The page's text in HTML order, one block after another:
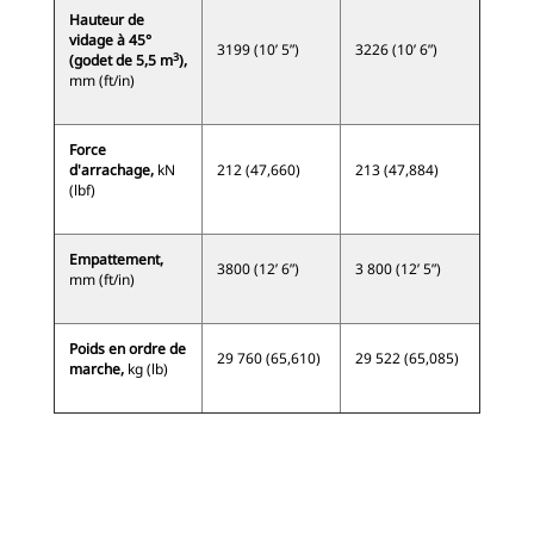
Hauteur de
vidage à 45°
(godet de 5,5 m3),
mm (ft/in)
3199 (10’ 5”) 3226 (10’ 6”)
Force
d'arrachage, kN
(lbf)
212 (47,660) 213 (47,884)
Empattement,
mm (ft/in)
3800 (12’ 6”) 3 800 (12’ 5”)
Poids en ordre de
marche, kg (lb)
29 760 (65,610) 29 522 (65,085)